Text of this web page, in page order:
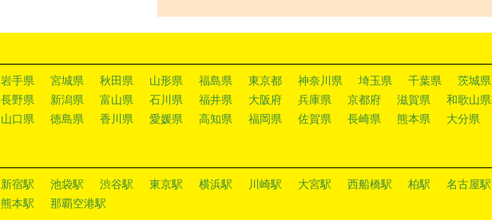
岩手県 宮城県 秋田県 山形県 福島県 東京都 神奈川県 埼玉県 千葉県
茨城県
長野県 新潟県 富山県 石川県 福井県 大阪府 兵庫県 京都府 滋賀県
和歌山県
山口県 徳島県 香川県 愛媛県 高知県 福岡県 佐賀県 長崎県 熊本県 大分県
新宿駅 池袋駅 渋谷駅 東京駅 横浜駅 川崎駅 大宮駅 西船橋駅 柏駅
名古屋駅
熊本駅 那覇空港駅